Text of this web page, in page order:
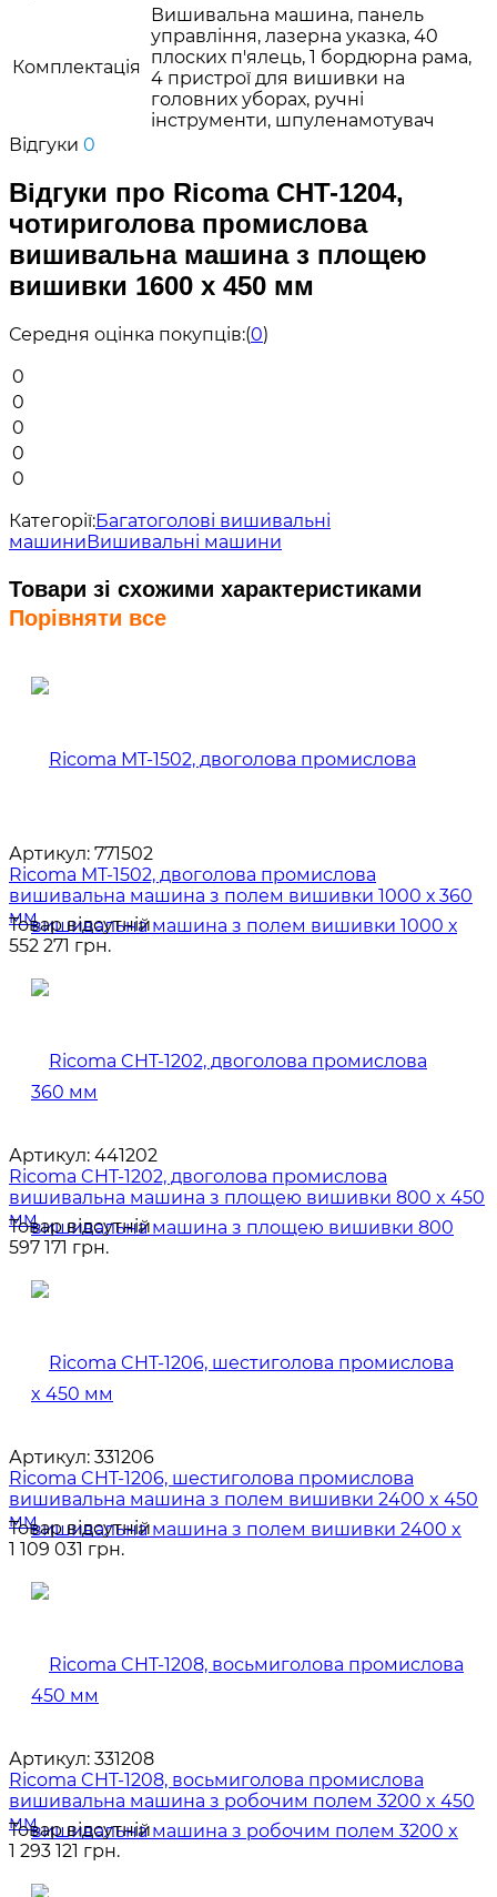
Комплектація
Вишивальна машина, панель
управління, лазерна указка, 40
плоских п'ялець, 1 бордюрна рама,
4 пристрої для вишивки на
головних уборах, ручні
інструменти, шпуленамотувач
Відгуки 0
Відгуки про Ricoma CHT-1204,
чотириголова промислова
вишивальна машина з площею
вишивки 1600 x 450 мм
Середня оцінка покупців:(0)
0
0
0
0
0
Категорії:Багатоголові вишивальні
машиниВишивальні машини
Товари зі схожими характеристиками
Порівняти все
Артикул: 771502
Ricoma MT-1502, двоголова промислова
вишивальна машина з полем вишивки 1000 х 360
мм
Товар відсутній
552 271 грн.
Артикул: 441202
Ricoma CHT-1202, двоголова промислова
вишивальна машина з площею вишивки 800 x 450
мм
Товар відсутній
597 171 грн.
Артикул: 331206
Ricoma CHT-1206, шестиголова промислова
вишивальна машина з полем вишивки 2400 x 450
мм
Товар відсутній
1 109 031 грн.
Артикул: 331208
Ricoma CHT-1208, восьмиголова промислова
вишивальна машина з робочим полем 3200 x 450
мм
Товар відсутній
1 293 121 грн.